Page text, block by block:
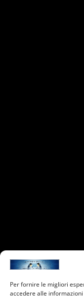
Per fornire le migliori
accedere alle